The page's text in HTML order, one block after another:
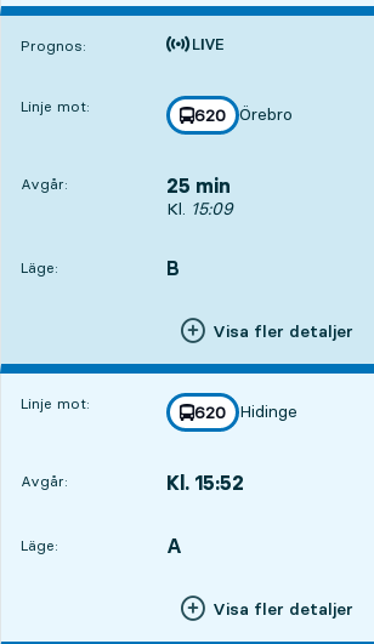
Prognos:
Tiden är prognos
Linje mot: linje
620
mot
Örebro
,
Avgår: 25 min
Avgår, Kl. 15:09, om 25 min
Kl. 15:09
Läge:
LÄGE, B
,
Visa fler detaljer
Linje mot: linje
620
mot
Hidinge
,
Avgår: Kl. 15:52
Läge:
LÄGE, A
,
Visa fler detaljer